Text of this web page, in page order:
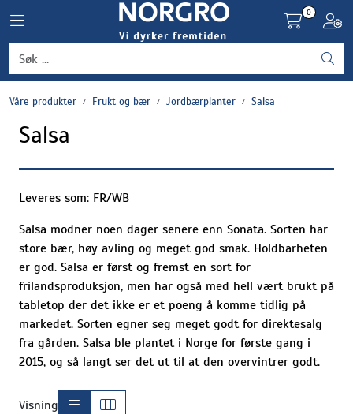
Toggle navigation
0
Våre produkter Frukt og bær Jordbærplanter Salsa
Salsa
Leveres som: FR/WB
Salsa modner noen dager senere enn Sonata. Sorten har
store bær, høy avling og meget god smak. Holdbarheten
er god. Salsa er først og fremst en sort for
frilandsproduksjon, men har også med hell vært brukt på
tabletop der det ikke er et poeng å komme tidlig på
markedet. Sorten egner seg meget godt for direktesalg
fra gården. Salsa ble plantet i Norge for første gang i
2015, og så langt ser det ut til at den overvintrer godt.
Visning
Grønnsaker
Settepotet og setteløk
Plantevern og nyttedyr
Blomster, potter og brett
Driftsmidler